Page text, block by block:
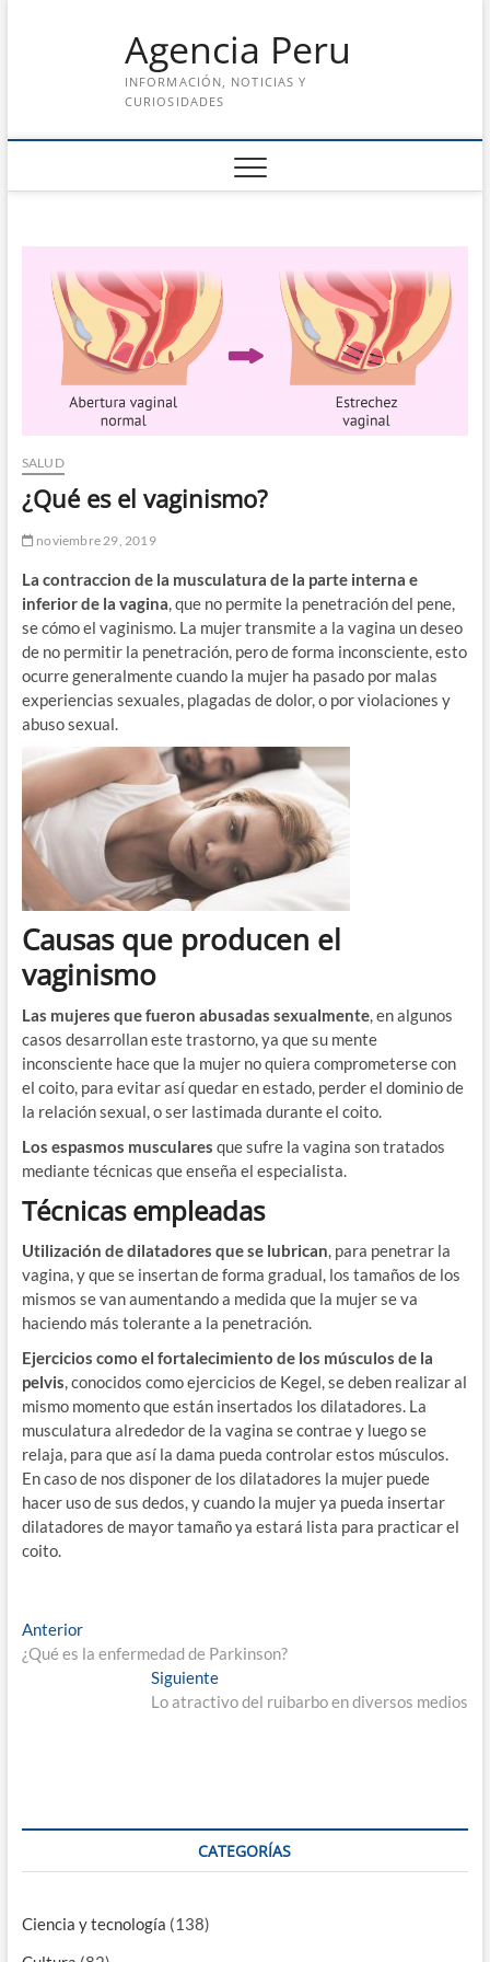
Agencia Peru
INFORMACIÓN, NOTICIAS Y
CURIOSIDADES
SALUD
¿Qué es el vaginismo?
noviembre 29, 2019
La contraccion de la musculatura de la parte interna e
inferior de la vagina, que no permite la penetración del pene,
se cómo el vaginismo. La mujer transmite a la vagina un deseo
de no permitir la penetración, pero de forma inconsciente, esto
ocurre generalmente cuando la mujer ha pasado por malas
experiencias sexuales, plagadas de dolor, o por violaciones y
abuso sexual.
Causas que producen el
vaginismo
Las mujeres que fueron abusadas sexualmente, en algunos
casos desarrollan este trastorno, ya que su mente
inconsciente hace que la mujer no quiera comprometerse con
el coito, para evitar así quedar en estado, perder el dominio de
la relación sexual, o ser lastimada durante el coito.
Los espasmos musculares que sufre la vagina son tratados
mediante técnicas que enseña el especialista.
Técnicas empleadas
Utilización de dilatadores que se lubrican, para penetrar la
vagina, y que se insertan de forma gradual, los tamaños de los
mismos se van aumentando a medida que la mujer se va
haciendo más tolerante a la penetración.
Ejercicios como el fortalecimiento de los músculos de la
pelvis, conocidos como ejercicios de Kegel, se deben realizar al
mismo momento que están insertados los dilatadores. La
musculatura alrededor de la vagina se contrae y luego se
relaja, para que así la dama pueda controlar estos músculos.
En caso de nos disponer de los dilatadores la mujer puede
hacer uso de sus dedos, y cuando la mujer ya pueda insertar
dilatadores de mayor tamaño ya estará lista para practicar el
coito.
Navegación
de
AnteriorEntrada
anterior:
¿Qué es la enfermedad de Parkinson?
SiguienteEntrada
siguiente:
Lo atractivo del ruibarbo en diversos medios
CATEGORÍAS
Ciencia y tecnología (138)